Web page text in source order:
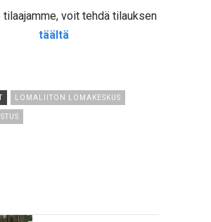
voit tehdä tilauksen
täältä
LOMALIITON LOMAKESKUS